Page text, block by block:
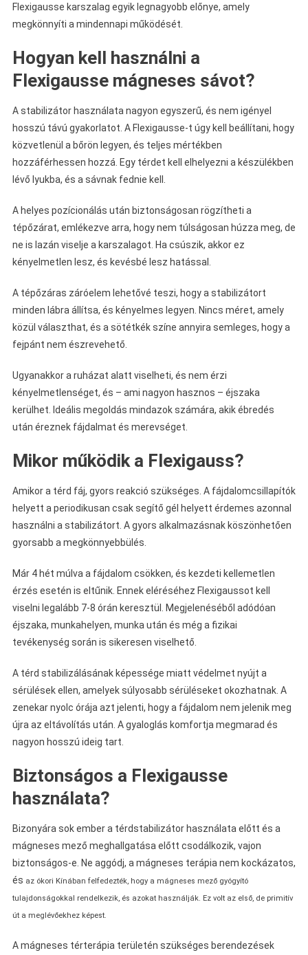
Flexigausse karszalag egyik legnagyobb előnye, amely
megkönnyíti a mindennapi működését.
Hogyan kell használni a
Flexigausse mágneses sávot?
A stabilizátor használata nagyon egyszerű, és nem igényel
hosszú távú gyakorlatot. A Flexigausse-t úgy kell beállítani, hogy
közvetlenül a bőrön legyen, és teljes mértékben
hozzáférhessen hozzá. Egy térdet kell elhelyezni a készülékben
lévő lyukba, és a sávnak fednie kell.
A helyes pozícionálás után biztonságosan rögzítheti a
tépőzárat, emlékezve arra, hogy nem túlságosan húzza meg, de
ne is lazán viselje a karszalagot. Ha csúszik, akkor ez
kényelmetlen lesz, és kevésbé lesz hatással.
A tépőzáras záróelem lehetővé teszi, hogy a stabilizátort
minden lábra állítsa, és kényelmes legyen. Nincs méret, amely
közül választhat, és a sötétkék színe annyira semleges, hogy a
fejpánt nem észrevehető.
Ugyanakkor a ruházat alatt viselheti, és nem érzi
kényelmetlenséget, és – ami nagyon hasznos – éjszaka
kerülhet. Ideális megoldás mindazok számára, akik ébredés
után éreznek fájdalmat és merevséget.
Mikor működik a Flexigauss?
Amikor a térd fáj, gyors reakció szükséges. A fájdalomcsillapítók
helyett a periodikusan csak segítő gél helyett érdemes azonnal
használni a stabilizátort. A gyors alkalmazásnak köszönhetően
gyorsabb a megkönnyebbülés.
Már 4 hét múlva a fájdalom csökken, és kezdeti kellemetlen
érzés esetén is eltűnik. Ennek eléréséhez Flexigaussot kell
viselni legalább 7-8 órán keresztül. Megjelenéséből adódóan
éjszaka, munkahelyen, munka után és még a fizikai
tevékenység során is sikeresen viselhető.
A térd stabilizálásának képessége miatt védelmet nyújt a
sérülések ellen, amelyek súlyosabb sérüléseket okozhatnak. A
zenekar nyolc órája azt jelenti, hogy a fájdalom nem jelenik meg
újra az eltávolítás után. A gyaloglás komfortja megmarad és
nagyon hosszú ideig tart.
Biztonságos a Flexigausse
használata?
Bizonyára sok ember a térdstabilizátor használata előtt és a
mágneses mező meghallgatása előtt csodálkozik, vajon
biztonságos-e. Ne aggódj, a mágneses terápia nem kockázatos,
és az ókori Kínában felfedezték, hogy a mágneses mező gyógyító
tulajdonságokkal rendelkezik, és azokat használják. Ez volt az első, de primitív
út a meglévőekhez képest.
A mágneses térterápia területén szükséges berendezések